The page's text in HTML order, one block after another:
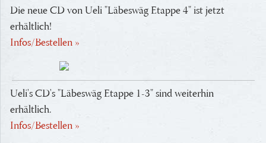
Die neue CD von Ueli "Läbeswäg Etappe 4" ist jetzt
erhältlich!
Infos/Bestellen »
Ueli's CD's "Läbeswäg Etappe 1-3" sind weiterhin
erhältlich.
Infos/Bestellen »